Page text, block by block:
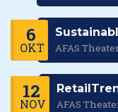
6
OKT AFAS
12
NOV AFAS